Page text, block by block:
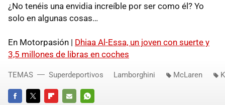
¿No tenéis una envidia increíble por ser como él? Yo
solo en algunas cosas…
En Motorpasión | Dhiaa Al-Essa, un joven con suerte y
3,5 millones de libras en coches
TEMAS Superdeportivos Lamborghini McLaren